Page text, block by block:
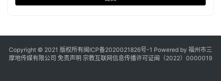
Copyright © 2021 版权所有闽ICP备2020021826号-1 Powered by 福州市三
摩地传媒有限公司 免责声明 宗教互联网信息传播许可证闽（2022）0000019